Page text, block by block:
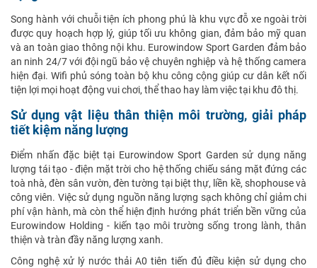
Song hành với chuỗi tiện ích phong phú là khu vực đỗ xe ngoài trời
được quy hoạch hợp lý, giúp tối ưu không gian, đảm bảo mỹ quan
và an toàn giao thông nội khu. Eurowindow Sport Garden đảm bảo
an ninh 24/7 với đội ngũ bảo vệ chuyên nghiệp và hệ thống camera
hiện đại. Wifi phủ sóng toàn bộ khu công cộng giúp cư dân kết nối
tiện lợi mọi hoạt động vui chơi, thể thao hay làm việc tại khu đô thị.
Sử dụng vật liệu thân thiện môi trường, giải pháp
tiết kiệm năng lượng
Điểm nhấn đặc biệt tại Eurowindow Sport Garden sử dụng năng
lượng tái tạo - điện mặt trời cho hệ thống chiếu sáng mặt đứng các
toà nhà, đèn sân vườn, đèn tường tại biệt thự, liền kề, shophouse và
công viên. Việc sử dụng nguồn năng lượng sạch không chỉ giảm chi
phí vận hành, mà còn thể hiện định hướng phát triển bền vững của
Eurowindow Holding - kiến tạo môi trường sống trong lành, thân
thiện và tràn đầy năng lượng xanh.
Công nghệ xử lý nước thải A0 tiên tiến đủ điều kiện sử dụng cho